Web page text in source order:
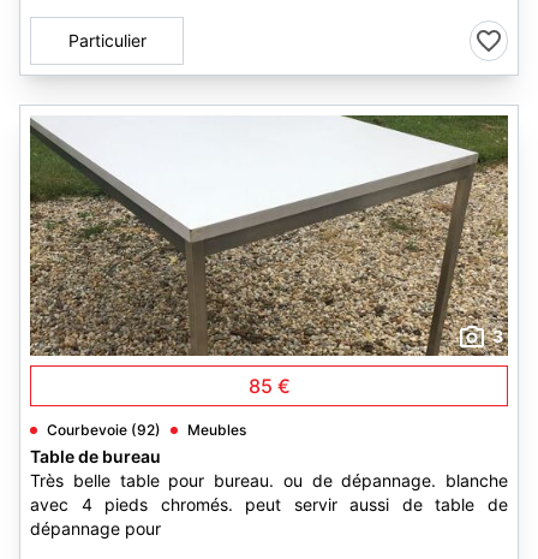
Particulier
3
85 €
Courbevoie (92) Meubles
Table de bureau
Très belle table pour bureau. ou de dépannage. blanche
avec 4 pieds chromés. peut servir aussi de table de
dépannage pour